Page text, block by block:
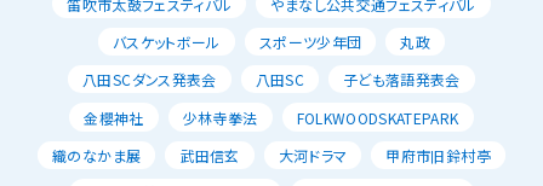
バスケットボール
スポーツ少年団
丸政
八田SCダンス発表会
八田SC
子ども落語発表会
金櫻神社
少林寺拳法
FOLKWOODSKATEPARK
織のなかま展
武田信玄 大河ドラマ
甲府市旧鈴村亭